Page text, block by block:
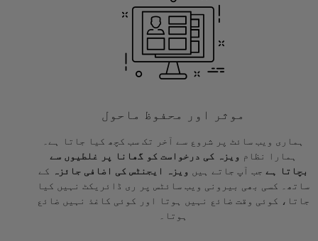
موثر اور محفوظ ماحول
ہماری ویب سائٹ پر شروع سے آخر تک سب کچھ کیا جاتا ہے۔
ہمارا نظام ویزہ کی درخواست کو گھانا پر غلطیوں سے
بچاتا ہے جب آپ جاتے ہیں ویزہ ایجنٹس کی اضافی جائزہ
کے
ساتھ۔ کسی بھی بیرونی ویب سائٹس پر ری ڈائریکٹ نہیں کیا
جاتا، کوئی وقت ضائع نہیں ہوتا اور کوئی کاغذ نہیں ضائع
ہوتا۔